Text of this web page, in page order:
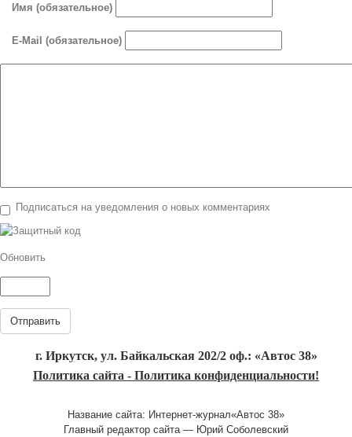
Имя (обязательное)
E-Mail (обязательное)
Подписаться на уведомления о новых комментариях
Обновить
Отправить
г. Иркутск, ул. Байкальская 202/2 оф.: «Автос 38»
Политика сайта - Политика конфиденциальности!
Название сайта: Интернет-журнал«Автос 38»
Главный редактор сайта — Юрий Соболевский